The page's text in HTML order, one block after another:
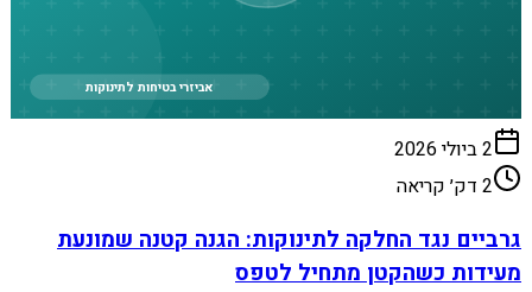
אביזרי בטיחות לתינוקות
2 ביולי 2026
2 דק׳ קריאה
גרביים נגד החלקה לתינוקות: הגנה קטנה שמונעת
מעידות כשהקטן מתחיל לטפס